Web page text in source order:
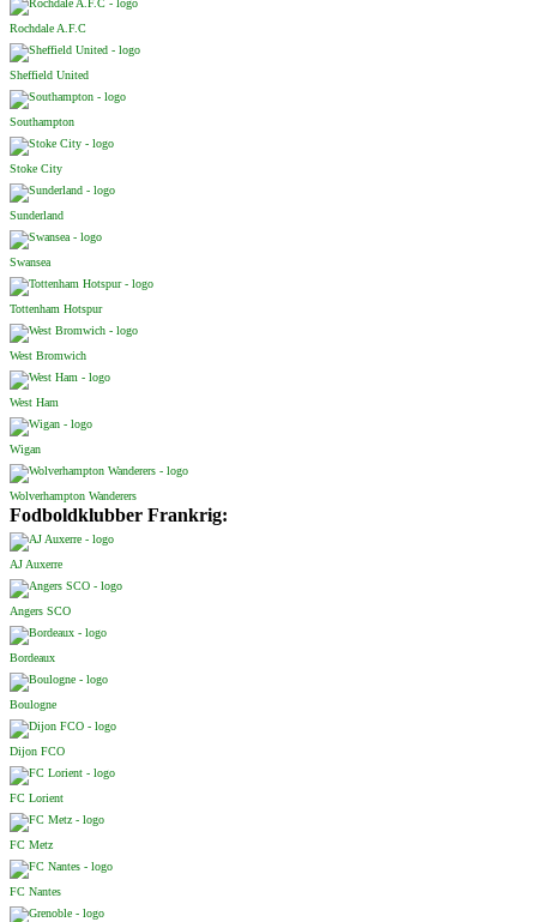
Rochdale A.F.C
Sheffield United
Southampton
Stoke City
Sunderland
Swansea
Tottenham Hotspur
West Bromwich
West Ham
Wigan
Wolverhampton Wanderers
Fodboldklubber Frankrig:
AJ Auxerre
Angers SCO
Bordeaux
Boulogne
Dijon FCO
FC Lorient
FC Metz
FC Nantes